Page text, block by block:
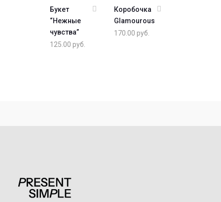
Букет
“Нежные
чувства”
125.00 руб.
Коробочка
Glamourous
170.00руб.